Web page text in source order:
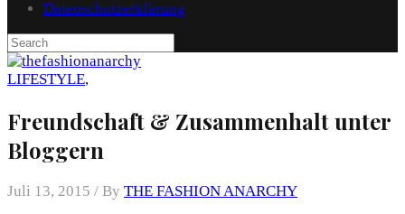
Datenschutzerklärung
LIFESTYLE,
Freundschaft & Zusammenhalt unter
Bloggern
Juli 13, 2015 / By THE FASHION ANARCHY